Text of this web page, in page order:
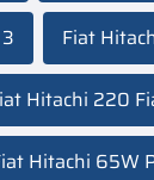
Fiat
Hitachi 220
Hitachi 65W